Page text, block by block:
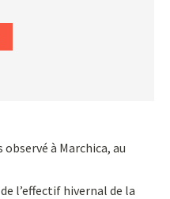
à Marchica, au
l’effectif hivernal de la